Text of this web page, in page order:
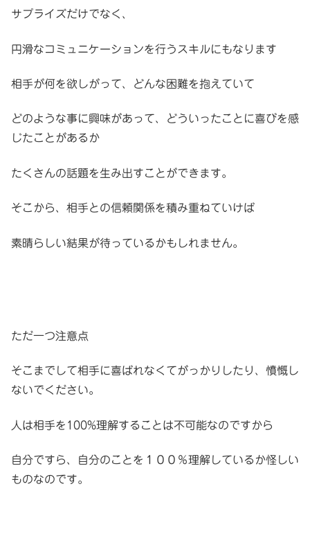
サプライズだけでなく、
円滑なコミュニケーションを行うスキルにもなります
相手が何を欲しがって、どんな困難を抱えていて
どのような事に興味があって、どういったことに喜びを感
じたことがあるか
たくさんの話題を生み出すことができます。
そこから、相手との信頼関係を積み重ねていけば
素晴らしい結果が待っているかもしれません。
ただ一つ注意点
そこまでして相手に喜ばれなくてがっかりしたり、憤慨し
ないでください。
人は相手を100%理解することは不可能なのですから
自分ですら、自分のことを１００％理解しているか怪しい
ものなのです。